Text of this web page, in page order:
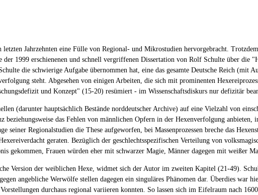
Jahrzehnten eine Fülle von Regional- und Mikrostudien hervorgebracht.
1999 erschienenen und schnell vergriffenen Dissertation von Rolf Schulte über die
die schwierige Aufgabe übernommen hat, eine das gesamte Deutsche Reich (mit
steht. Abgesehen von einigen Arbeiten, die sich mit prominenten
und Konzept" (15-20) resümiert - im Wissenschaftsdiskurs nur defizitär
(darunter hauptsächlich Bestände norddeutscher Archive) auf eine Vielzahl von
beziehungsweise das Fehlen von männlichen Opfern in der Hexenverfolgung
Regionalstudien die These aufgeworfen, bei Massenprozessen breche das
geraten. Bezüglich der geschlechtsspezifischen Verteilung von
gekommen, Frauen würden eher mit schwarzer Magie, Männer dagegen mit weißer
Version der weiblichen Hexe, widmet sich der Autor im zweiten Kapitel (21-49).
angebliche Werwölfe stellen dagegen ein singuläres Phänomen dar. Überdies war
durchaus regional variieren konnten. So lassen sich im Eifelraum nach